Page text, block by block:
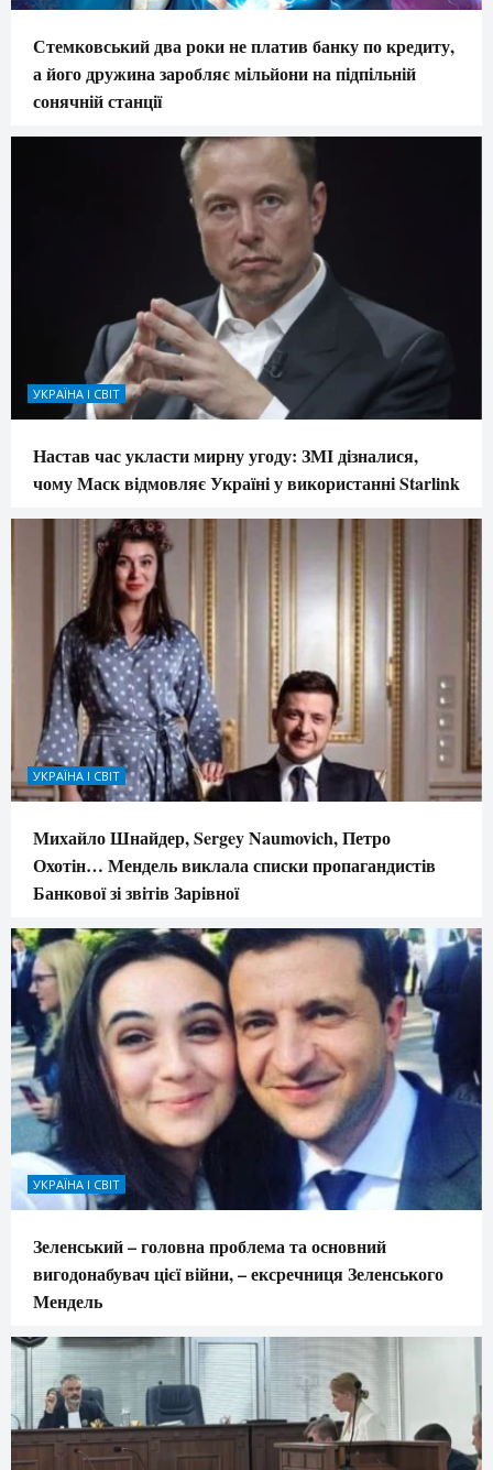
Стемковський два роки не платив банку по кредиту,
а його дружина заробляє мільйони на підпільній
сонячній станції
УКРАЇНА І СВІТ
Настав час укласти мирну угоду: ЗМІ дізналися,
чому Маск відмовляє Україні у використанні Starlink
УКРАЇНА І СВІТ
Михайло Шнайдер, Sergey Naumovich, Петро
Охотін… Мендель виклала списки пропагандистів
Банкової зі звітів Зарівної
УКРАЇНА І СВІТ
Зеленський – головна проблема та основний
вигодонабувач цієї війни, – ексречниця Зеленського
Мендель